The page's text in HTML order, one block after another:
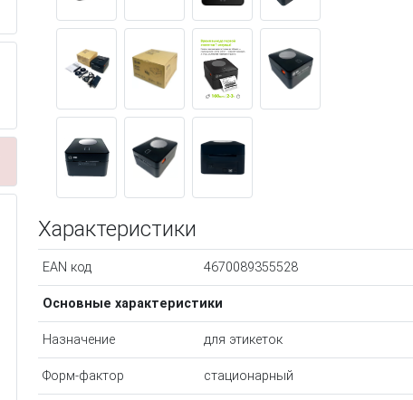
Характеристики
EAN код 4670089355528
Основные характеристики
Назначение для этикеток
Форм-фактор стационарный